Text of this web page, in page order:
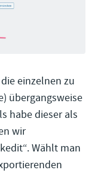
einzelnen zu
übergangsweise
habe dieser als
wir
Wählt man